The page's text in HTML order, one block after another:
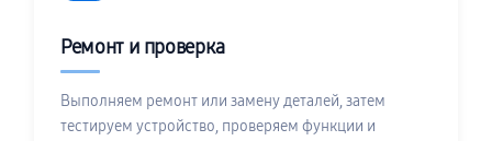
Ремонт и проверка
Выполняем ремонт или замену деталей, затем
тестируем устройство, проверяем функции и